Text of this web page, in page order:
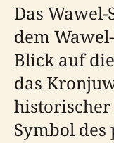
Das
dem
Blick auf
das
Symbol